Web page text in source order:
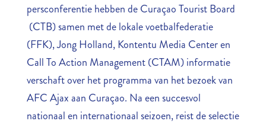
persconferentie hebben de Curaçao Tourist Board
(CTB) samen met de lokale voetbalfederatie
(FFK), Jong Holland, Kontentu Media Center en
Call To Action Management (CTAM) informatie
verschaft over het programma van het bezoek van
AFC Ajax aan Curaçao. Na een succesvol
nationaal en internationaal seizoen, reist de selectie